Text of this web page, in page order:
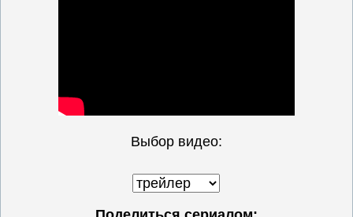
Выбор видео: